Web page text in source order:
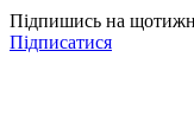
Підпишись на
Підписатися